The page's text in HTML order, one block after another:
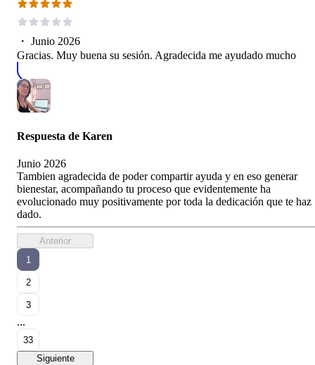
・ Junio 2026
Gracias. Muy buena su sesión. Agradecida me ayudado mucho
Respuesta de Karen
Junio 2026
Tambien agradecida de poder compartir ayuda y en eso generar
bienestar, acompañando tu proceso que evidentemente ha
evolucionado muy positivamente por toda la dedicación que te haz
dado.
Anterior
1
2
3
...
33
Siguiente